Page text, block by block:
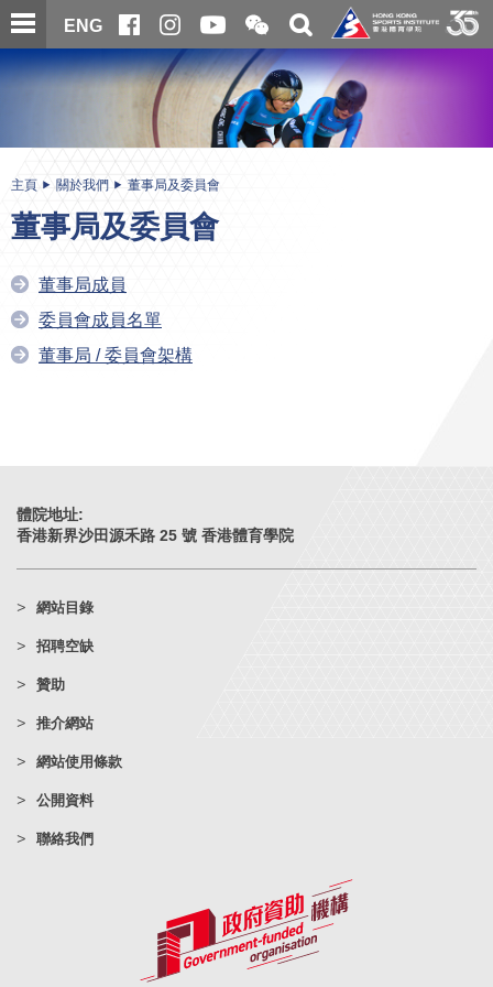
跳
至
主
內
ENG
開
合
微
信
二
維
碼
關
搜
尋
主
内
主頁 關於我們 董事局及委員會
董事局及委員會
董事局成員
委員會成員名單
董事局 / 委員會架構
體院地址:
香港新界沙田源禾路 25 號 香港體育學院
網站目錄
招聘空缺
贊助
推介網站
網站使用條款
公開資料
聯絡我們